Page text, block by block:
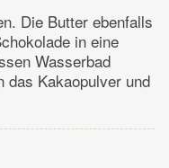
Die Butter ebenfalls
in eine
Wasserbad
das Kakaopulver und